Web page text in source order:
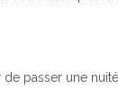
passer une